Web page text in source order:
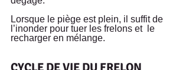
Lorsque le piège est plein, il suffit de
l’inonder pour tuer les frelons et  le
recharger en mélange.